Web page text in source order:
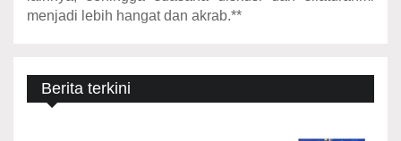
menjadi lebih hangat dan akrab.**
Berita terkini